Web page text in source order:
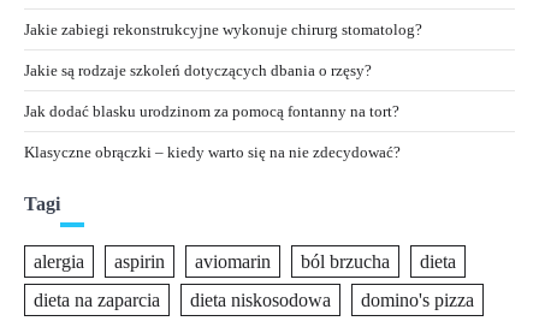
Jakie zabiegi rekonstrukcyjne wykonuje chirurg stomatolog?
Jakie są rodzaje szkoleń dotyczących dbania o rzęsy?
Jak dodać blasku urodzinom za pomocą fontanny na tort?
Klasyczne obrączki – kiedy warto się na nie zdecydować?
Tagi
alergia aspirin aviomarin ból brzucha
dieta
dieta na zaparcia
dieta niskosodowa
domino's pizza